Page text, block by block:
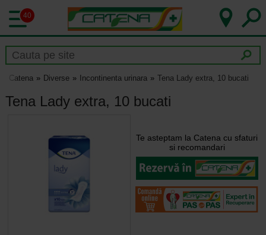
40
Catena Diverse Incontinenta urinara Tena Lady extra, 10 bucati
Tena Lady extra, 10 bucati
Te asteptam la Catena cu sfaturi
si recomandari